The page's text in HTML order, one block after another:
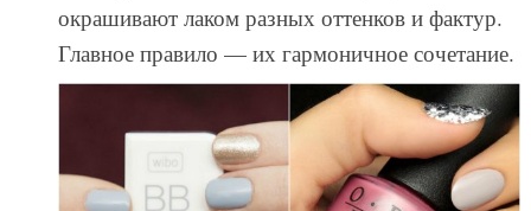
окрашивают лаком разных оттенков и фактур.
Главное правило — их гармоничное сочетание.